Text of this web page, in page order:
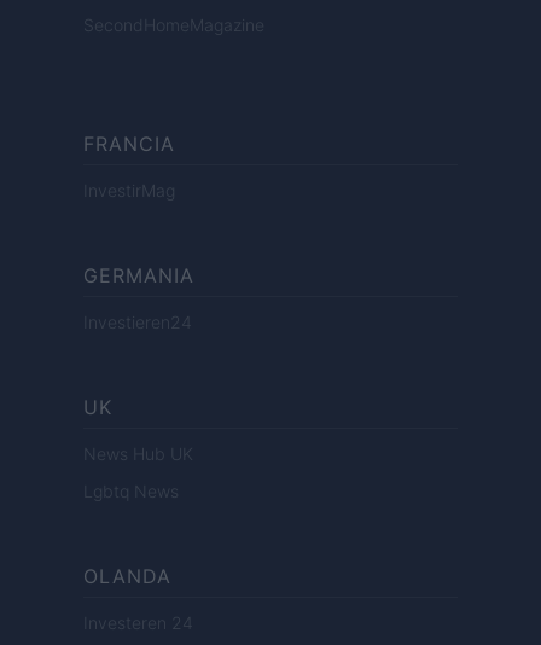
SecondHomeMagazine
FRANCIA
InvestirMag
GERMANIA
Investieren24
UK
News Hub UK
Lgbtq News
OLANDA
Investeren 24